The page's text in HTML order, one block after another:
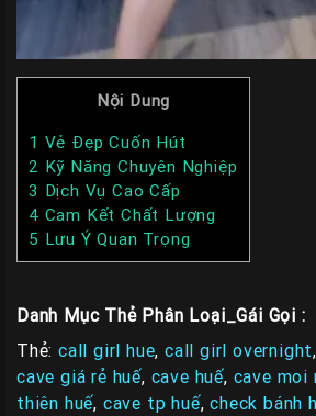
Nội Dung
1 Vẻ Đẹp Cuốn Hút
2 Kỹ Năng Chuyên Nghiệp
3 Dịch Vụ Cao Cấp
4 Cam Kết Chất Lượng
5 Lưu Ý Quan Trọng
Danh Mục Thẻ Phân Loại_Gái Gọi :
Thẻ: call girl hue,call girl overnight,
cave giá rẻ huế, cave huế, cave moi
thiên huế, cave tp huế,check bánh